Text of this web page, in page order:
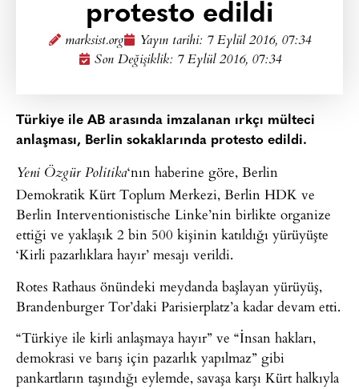
protesto edildi
marksist.org Yayın tarihi: 7 Eylül 2016, 07:34
Son Değişiklik: 7 Eylül 2016, 07:34
Türkiye ile AB arasında imzalanan ırkçı mülteci
anlaşması, Berlin sokaklarında protesto edildi.
Yeni Özgür Politika‘nın haberine göre, Berlin
Demokratik Kürt Toplum Merkezi, Berlin HDK ve
Berlin Interventionistische Linke’nin birlikte organize
ettiği ve yaklaşık 2 bin 500 kişinin katıldığı yürüyüşte
‘Kirli pazarlıklara hayır’ mesajı verildi.
Rotes Rathaus önündeki meydanda başlayan yürüyüş,
Brandenburger Tor’daki Parisierplatz’a kadar devam etti.
“Türkiye ile kirli anlaşmaya hayır” ve “İnsan hakları,
demokrasi ve barış için pazarlık yapılmaz” gibi
pankartların taşındığı eylemde, savaşa karşı Kürt halkıyla